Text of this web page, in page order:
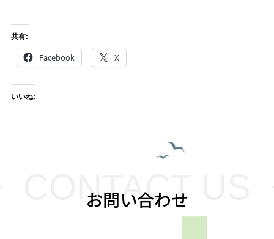
共有:
Facebook X
いいね:
CONTACT US
お問い合わせ